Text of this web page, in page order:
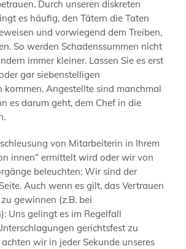
Durch unseren diskreten
es häufig, den Tätern die Taten
und vorwiegend dem Treiben,
So werden Schadenssummen nicht
immer kleiner. Lassen Sie es erst
gar siebenstelligen
kommen. Angestellte sind manchmal
es darum geht, dem Chef in die
von Mitarbeiterin in Ihrem
innen“ ermittelt wird oder wir von
beleuchten: Wir sind der
Auch wenn es gilt, das Vertrauen
gewinnen (z.B. bei
Uns gelingt es im Regelfall
gerichtsfest zu
wir in jeder Sekunde unseres